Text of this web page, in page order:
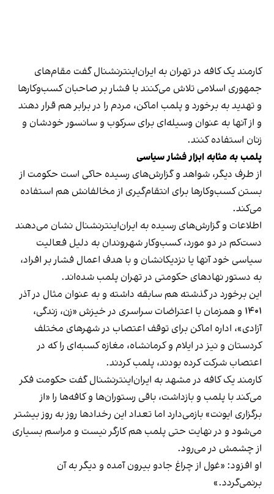
کارمند یک کافه در تهران به ایران‌اینترنشنال گفت مقام‌های
جمهوری اسلامی تلاش می‌کنند با فشار بر صاحبان کسب‌وکارها
و تهدید به برخورد و پلمب اماکن، مردم را در برابر هم قرار دهند
و از آنها به عنوان وسیله‌ای برای سرکوب و سانسور خودشان و
زنان استفاده کنند.
پلمب به مثابه ابزار فشار سیاسی
از طرف دیگر، شواهد و گزارش‌های رسیده حاکی است حکومت از
بستن کسب‌وکارها برای انتقام‌گیری از مخالفانش هم استفاده
می‌کند.
اطلاعات و گزارش‌های رسیده به ایران‌اینترنشنال نشان می‌دهند
دست‌کم در دو مورد، کسب‌وکار شهروندان به دلیل فعالیت
سیاسی خود آنها یا نزدیکانشان و با هدف اعمال فشار بر افراد،
به دستور نهادهای حکومتی در تهران پلمب شده‌اند.
این برخورد در گذشته هم سابقه داشته و به عنوان مثال در آذر
۱۴۰۱ و همزمان با اعتراضات سراسری در خیزش «زن، زندگی،
آزادی»، اداره اماکن برای توقف اعتصاب در شهرهای مختلف
کردستان و نیز در ایلام و کرمانشاه، مغازه کسبه‌ای را که در
اعتصاب شرکت کرده بودند، پلمب کردند.
کارمند یک کافه در مشهد به ایران‌اینترنشنال گفت حکومت فکر
می‌کند با پلمب و بازداشت، باقی رستوران‌ها و کافه‌ها را «از
برگزاری ایونت» بازمی‌دارد اما تعداد این رخدادها روز به روز بیشتر
می‌شود و در نهایت حتی پلمب هم کارگر نیست و مراسم بسیاری
از چشمش در می‌رود.
او افزود: «غول از چراغ جادو بیرون آمده و دیگر به آن
برنمی‎‌گردد.»